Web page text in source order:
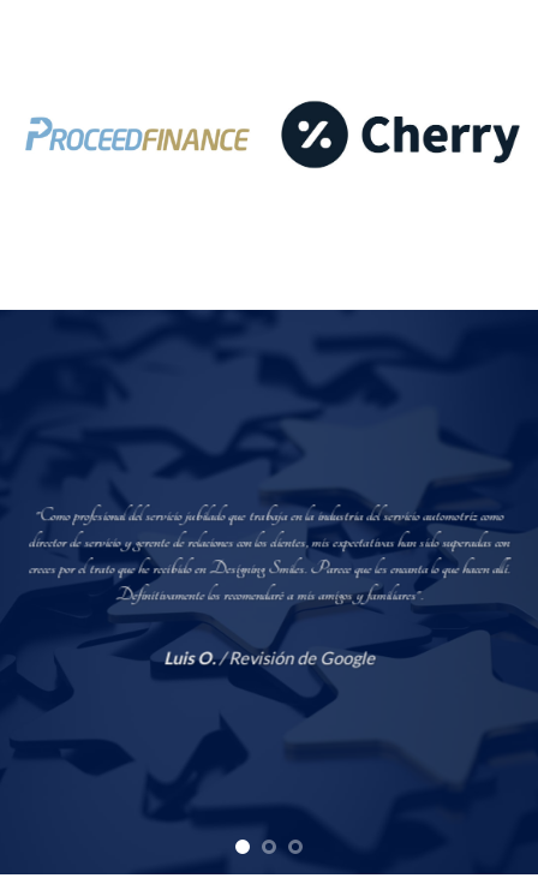
"Como profesional del servicio jubilado que trabaja en la industria del servicio automotriz como
director de servicio y gerente de relaciones con los clientes, mis expectativas han sido superadas con
creces por el trato que he recibido en Designing Smiles. Parece que les encanta lo que hacen allí.
Definitivamente los recomendaré a mis amigos y familiares".
Luis O./Revisión de Google